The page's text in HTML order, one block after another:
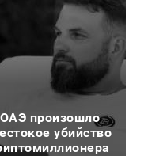
произошло
убийство